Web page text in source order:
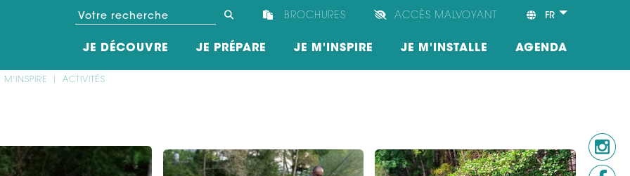
FR
ACCÈS MALVOYANT
BROCHURES
JE DÉCOUVRE JE PRÉPARE JE M'INSPIRE JE M'INSTALLE AGENDA
M'INSPIRE ACTIVITÉS